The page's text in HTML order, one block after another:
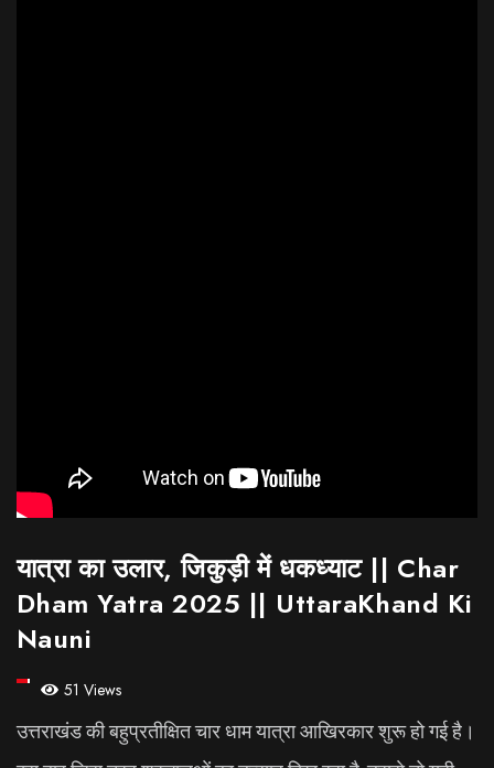
यात्रा का उलार, जिकुड़ी में धकध्याट || Char
Dham Yatra 2025 || UttaraKhand Ki
Nauni
51 Views
उत्तराखंड की बहुप्रतीक्षित चार धाम यात्रा आखिरकार शुरू हो गई है।